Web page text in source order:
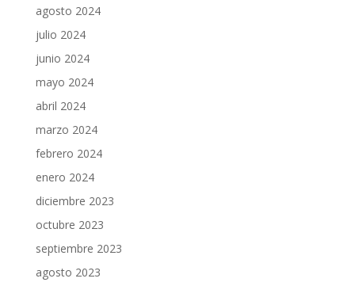
agosto 2024
julio 2024
junio 2024
mayo 2024
abril 2024
marzo 2024
febrero 2024
enero 2024
diciembre 2023
octubre 2023
septiembre 2023
agosto 2023